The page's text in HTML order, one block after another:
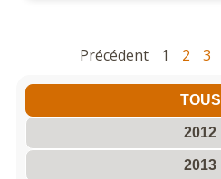
Précédent 1 2 3
2012
2013
TOUS